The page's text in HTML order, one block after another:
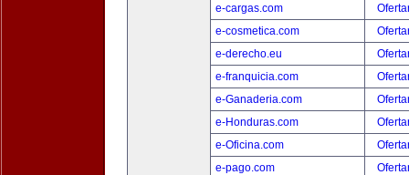
e-cargas.com
e-cosmetica.com
e-derecho.eu
e-franquicia.com
e-Ganaderia.com
e-Honduras.com
e-Oficina.com
e-pago.com